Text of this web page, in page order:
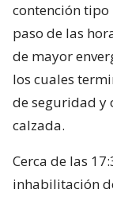
contención tipo
paso de las
de mayor
los cuales
de seguridad y
calzada.
Cerca de las
inhabilitación